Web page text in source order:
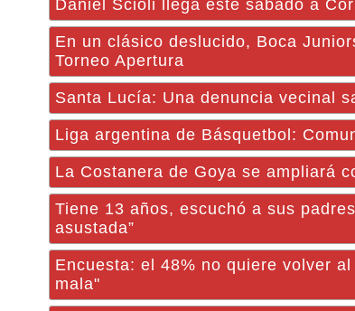
Daniel Scioli llega este sábado a
En un clásico deslucido, Boca
Torneo Apertura
Santa Lucía: Una denuncia vecinal
Liga argentina de Básquetbol:
La Costanera de Goya se ampliará
Tiene 13 años, escuchó a sus
asustada”
Encuesta: el 48% no quiere volver
mala"